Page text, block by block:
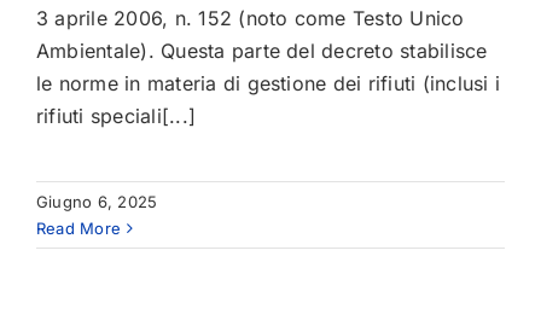
3 aprile 2006, n. 152 (noto come Testo Unico
Ambientale). Questa parte del decreto stabilisce
le norme in materia di gestione dei rifiuti (inclusi i
rifiuti speciali[...]
Giugno 6, 2025
Read More